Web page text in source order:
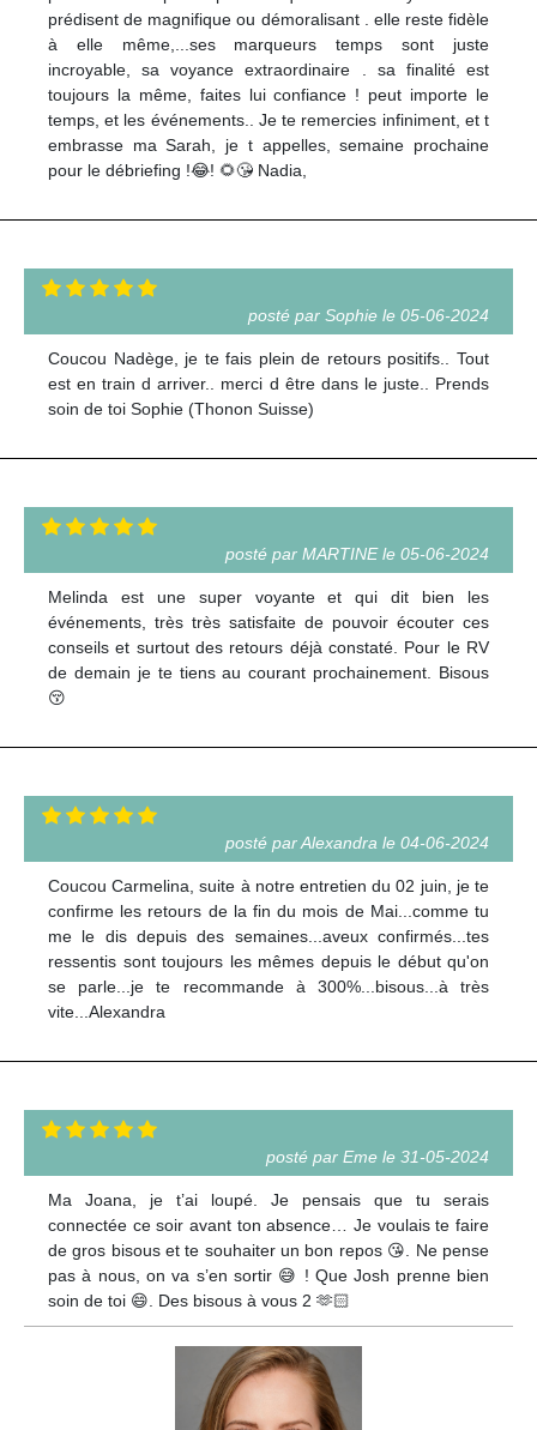
prédisent de magnifique ou démoralisant . elle reste fidèle
à elle même,...ses marqueurs temps sont juste
incroyable, sa voyance extraordinaire . sa finalité est
toujours la même, faites lui confiance ! peut importe le
temps, et les événements.. Je te remercies infiniment, et t
embrasse ma Sarah, je t appelles, semaine prochaine
pour le débriefing !😂! 🌻😘 Nadia,
posté par Sophie le 05-06-2024
Coucou Nadège, je te fais plein de retours positifs.. Tout
est en train d arriver.. merci d être dans le juste.. Prends
soin de toi Sophie (Thonon Suisse)
posté par MARTINE le 05-06-2024
Melinda est une super voyante et qui dit bien les
événements, très très satisfaite de pouvoir écouter ces
conseils et surtout des retours déjà constaté. Pour le RV
de demain je te tiens au courant prochainement. Bisous
😚
posté par Alexandra le 04-06-2024
Coucou Carmelina, suite à notre entretien du 02 juin, je te
confirme les retours de la fin du mois de Mai...comme tu
me le dis depuis des semaines...aveux confirmés...tes
ressentis sont toujours les mêmes depuis le début qu'on
se parle...je te recommande à 300%...bisous...à très
vite...Alexandra
posté par Eme le 31-05-2024
Ma Joana, je t’ai loupé. Je pensais que tu serais
connectée ce soir avant ton absence… Je voulais te faire
de gros bisous et te souhaiter un bon repos 😘. Ne pense
pas à nous, on va s’en sortir 😅 ! Que Josh prenne bien
soin de toi 😄. Des bisous à vous 2 🫶🏻